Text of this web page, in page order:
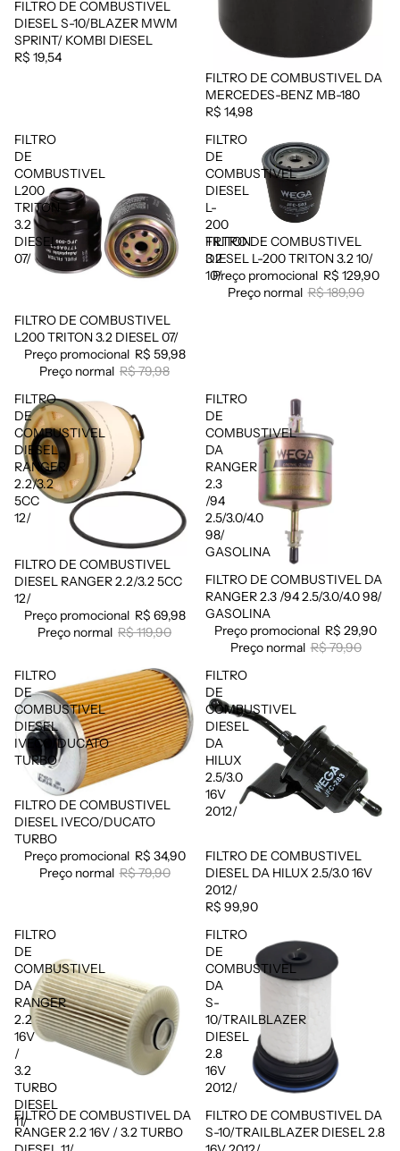
Esgotado
FILTRO DE COMBUSTIVEL
DIESEL S-10/BLAZER MWM
SPRINT/ KOMBI DIESEL
R$ 19,54
Esgotado
FILTRO DE COMBUSTIVEL DA
MERCEDES-BENZ MB-180
R$ 14,98
FILTRO
DE
COMBUSTIVEL
L200
TRITON
3.2
DIESEL
07/
Promoção
FILTRO DE COMBUSTIVEL
L200 TRITON 3.2 DIESEL 07/
Preço promocional R$ 59,98
Preço normal R$ 79,98
FILTRO
DE
COMBUSTIVEL
DIESEL
L-
200
TRITON
3.2
10/
Promoção
FILTRO DE COMBUSTIVEL
DIESEL L-200 TRITON 3.2 10/
Preço promocional R$ 129,90
Preço normal R$ 189,90
FILTRO
DE
COMBUSTIVEL
DIESEL
RANGER
2.2/3.2
5CC
12/
Promoção
FILTRO DE COMBUSTIVEL
DIESEL RANGER 2.2/3.2 5CC
12/
Preço promocional R$ 69,98
Preço normal R$ 119,90
FILTRO
DE
COMBUSTIVEL
DA
RANGER
2.3
/94
2.5/3.0/4.0
98/
GASOLINA
Promoção
FILTRO DE COMBUSTIVEL DA
RANGER 2.3 /94 2.5/3.0/4.0 98/
GASOLINA
Preço promocional R$ 29,90
Preço normal R$ 79,90
FILTRO
DE
COMBUSTIVEL
DIESEL
IVECO/DUCATO
TURBO
Promoção
FILTRO DE COMBUSTIVEL
DIESEL IVECO/DUCATO
TURBO
Preço promocional R$ 34,90
Preço normal R$ 79,90
FILTRO
DE
COMBUSTIVEL
DIESEL
DA
HILUX
2.5/3.0
16V
2012/
Esgotado
FILTRO DE COMBUSTIVEL
DIESEL DA HILUX 2.5/3.0 16V
2012/
R$ 99,90
FILTRO
DE
COMBUSTIVEL
DA
RANGER
2.2
16V
/
3.2
TURBO
DIESEL
11/
Esgotado
FILTRO DE COMBUSTIVEL DA
RANGER 2.2 16V / 3.2 TURBO
FILTRO
DE
COMBUSTIVEL
DA
S-
10/TRAILBLAZER
DIESEL
2.8
16V
2012/
Esgotado
FILTRO DE COMBUSTIVEL DA
S-10/TRAILBLAZER DIESEL 2.8